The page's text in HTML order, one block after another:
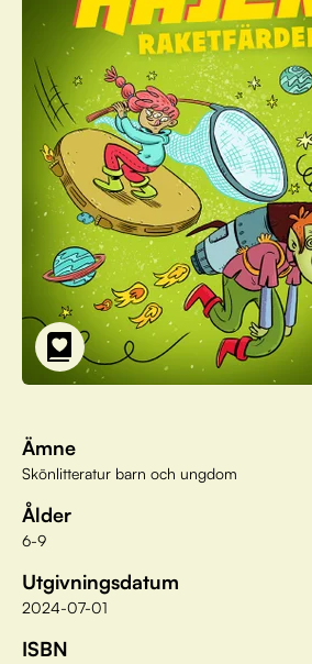
Ämne
Skönlitteratur barn och ungdom
Ålder
6-9
Utgivningsdatum
2024-07-01
ISBN